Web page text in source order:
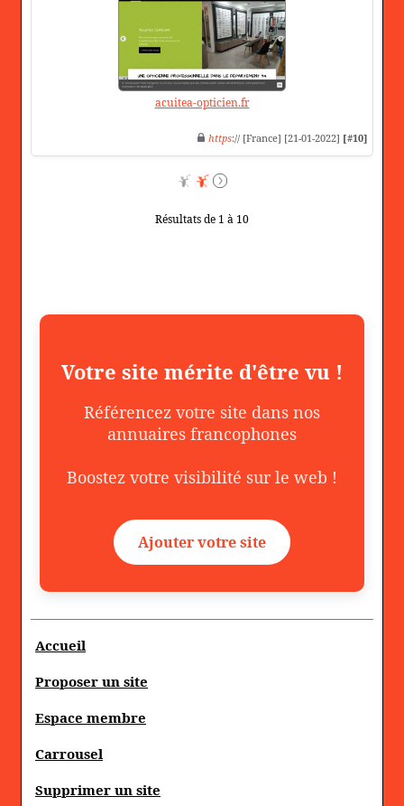
acuitea-opticien.fr
https:// [France] [21-01-2022] [#10]
Résultats de 1 à 10
Votre site mérite d'être vu !
Référencez votre site dans nos
annuaires francophones
Boostez votre visibilité sur le web !
Ajouter votre site
Accueil
Proposer un site
Espace membre
Carrousel
Supprimer un site